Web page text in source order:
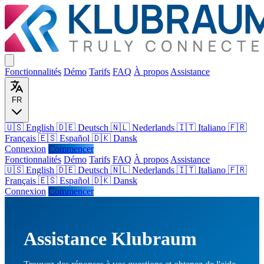
Fonctionnalités Démo Tarifs FAQ À propos Assistance
FR
🇺🇸 English 🇩🇪 Deutsch 🇳🇱 Nederlands 🇮🇹 Italiano 🇫🇷
Français 🇪🇸 Español 🇩🇰 Dansk
Connexion Commencer
Fonctionnalités Démo Tarifs FAQ À propos Assistance
🇺🇸 English 🇩🇪 Deutsch 🇳🇱 Nederlands 🇮🇹 Italiano 🇫🇷
Français 🇪🇸 Español 🇩🇰 Dansk
Connexion Commencer
Assistance Klubraum